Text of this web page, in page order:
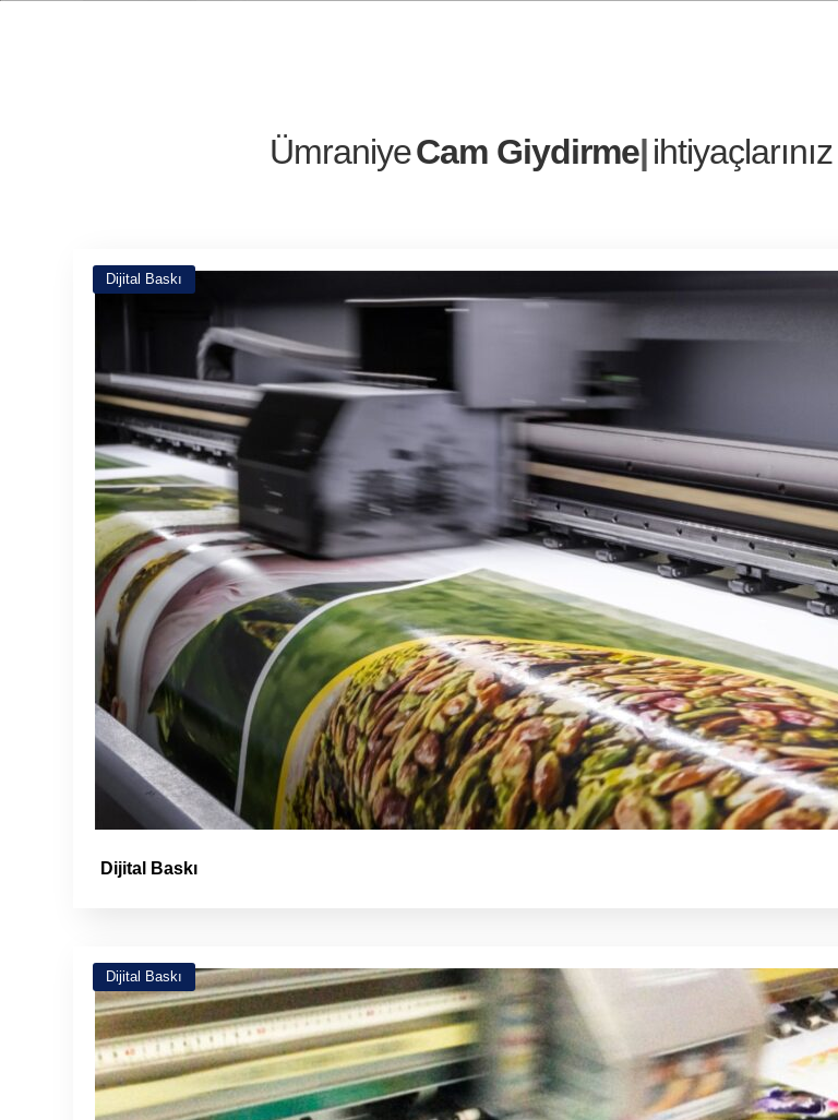
ÜmraniyeRe ihtiyaçlarınız
Dijital Baskı
Dijital Baskı
Dijital Baskı